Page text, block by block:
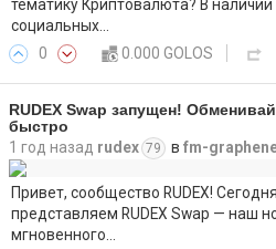
тематику Криптовалюта? В
социальных…
0
0.000 GOLOS
RUDEX Swap запущен!
быстро
1 год назад rudex 79 в fm-
Привет, сообщество RUDEX!
представляем RUDEX Swap — наш
мгновенного…